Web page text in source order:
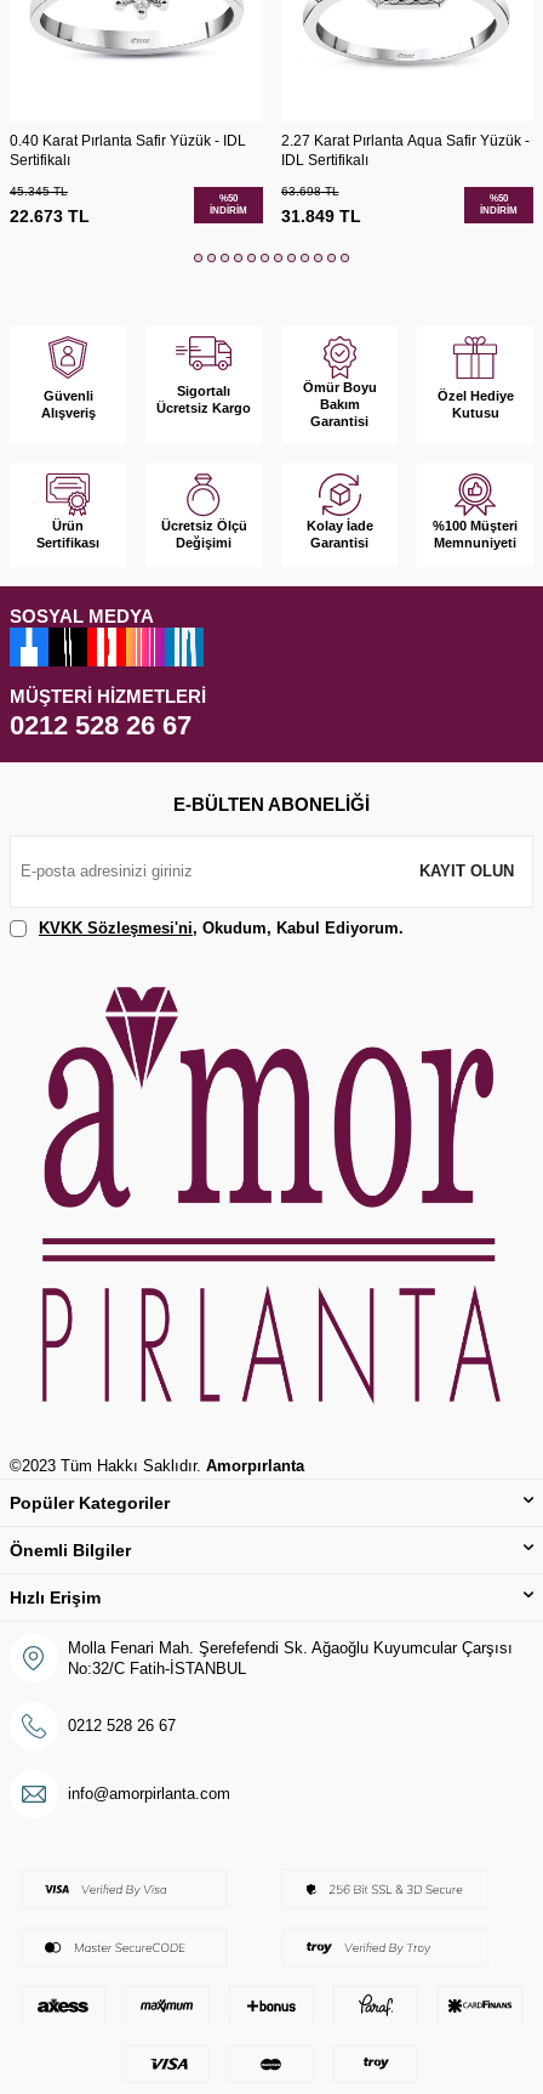
0.40 Karat Pırlanta Safir Yüzük - IDL
Sertifikalı
45.345TL
22.673 TL
%50
İNDIRIM
2.27 Karat Pırlanta Aqua Safir Yüzük -
IDL Sertifikalı
63.698TL
31.849TL
%50
İNDIRIM
Güvenli
Alışveriş
Sigortalı
Ücretsiz Kargo
Ömür Boyu
Bakım
Garantisi
Özel Hediye
Kutusu
Ürün
Sertifikası
Ücretsiz Ölçü
Değişimi
Kolay İade
Garantisi
%100 Müşteri
Memnuniyeti
SOSYAL MEDYA
MÜŞTERI HIZMETLERI
0212 528 26 67
E-BÜLTEN ABONELIĞI
KAYIT OLUN
KVKK Sözleşmesi'ni, Okudum, Kabul Ediyorum.
©2023 Tüm Hakkı Saklıdır. Amorpırlanta
Popüler Kategoriler
Önemli Bilgiler
Hızlı Erişim
Molla Fenari Mah. Şerefefendi Sk. Ağaoğlu Kuyumcular Çarşısı
No:32/C Fatih-İSTANBUL
0212 528 26 67
info@amorpirlanta.com